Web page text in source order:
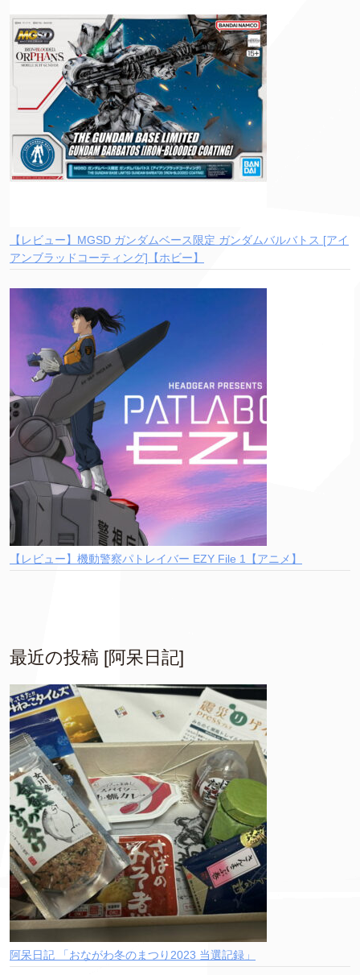
【レビュー】MGSD ガンダムベース限定 ガンダムバルバトス [アイ
アンブラッドコーティング]【ホビー】
【レビュー】機動警察パトレイバー EZY File 1【アニメ】
最近の投稿 [阿呆日記]
阿呆日記 「おながわ冬のまつり2023 当選記録」